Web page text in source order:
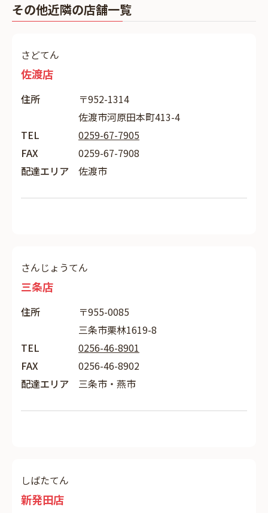
その他近隣の店舗一覧
さどてん
佐渡店
住所
〒952-1314
佐渡市河原田本町413-4
TEL
0259-67-7905
FAX
0259-67-7908
配達エリア
佐渡市
さんじょうてん
三条店
住所
〒955-0085
三条市栗林1619-8
TEL
0256-46-8901
FAX
0256-46-8902
配達エリア
三条市・燕市
しばたてん
新発田店